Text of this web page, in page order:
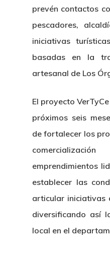
prevén contactos
pescadores,
iniciativas
basadas en la
artesanal de Los
El proyecto
próximos seis
de fortalecer los
emprendimientos
establecer las
articular iniciativas
diversificando así
local en el